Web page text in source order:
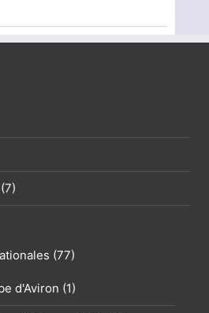
(77)
d'Aviron (1)